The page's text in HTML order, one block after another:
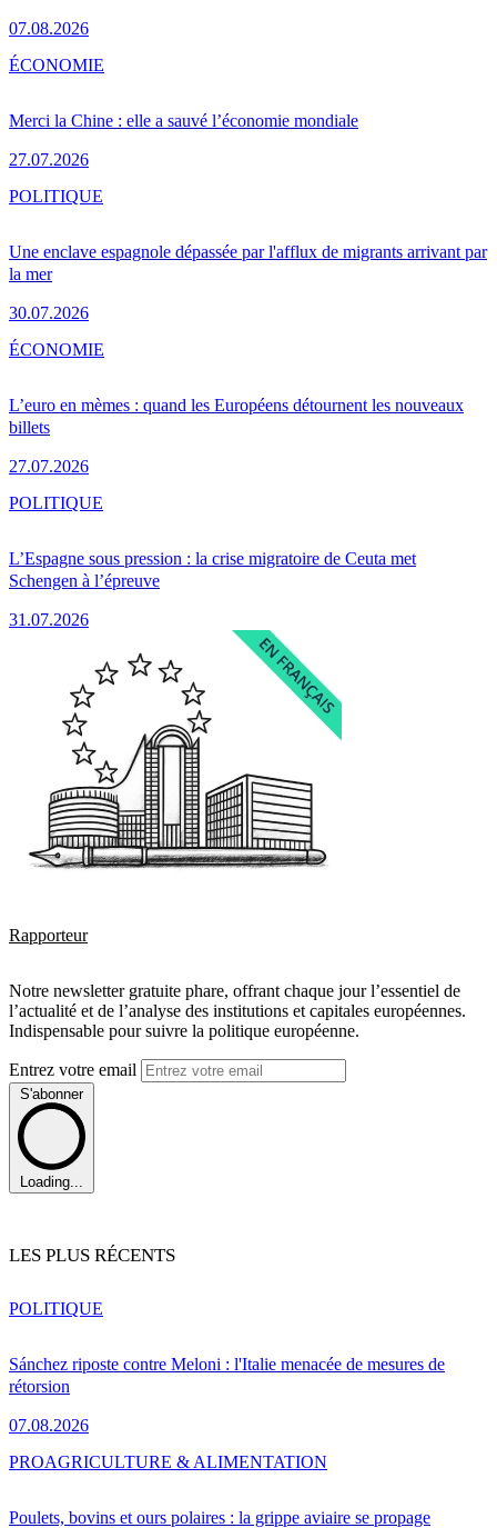
07.08.2026
Merci la Chine : elle a sauvé l’économie mondiale
27.07.2026
ÉCONOMIE
Une enclave espagnole dépassée par l'afflux de migrants arrivant par
la mer
30.07.2026
POLITIQUE
L’euro en mèmes : quand les Européens détournent les nouveaux
billets
27.07.2026
ÉCONOMIE
L’Espagne sous pression : la crise migratoire de Ceuta met
Schengen à l’épreuve
31.07.2026
POLITIQUE
Rapporteur
Notre newsletter gratuite phare, offrant chaque jour l’essentiel de
l’actualité et de l’analyse des institutions et capitales européennes.
Indispensable pour suivre la politique européenne.
Entrez votre email
S'abonner
Loading...
LES PLUS RÉCENTS
Sánchez riposte contre Meloni : l'Italie menacée de mesures de
rétorsion
07.08.2026
POLITIQUE
Poulets, bovins et ours polaires : la grippe aviaire se propage
PROAGRICULTURE & ALIMENTATION